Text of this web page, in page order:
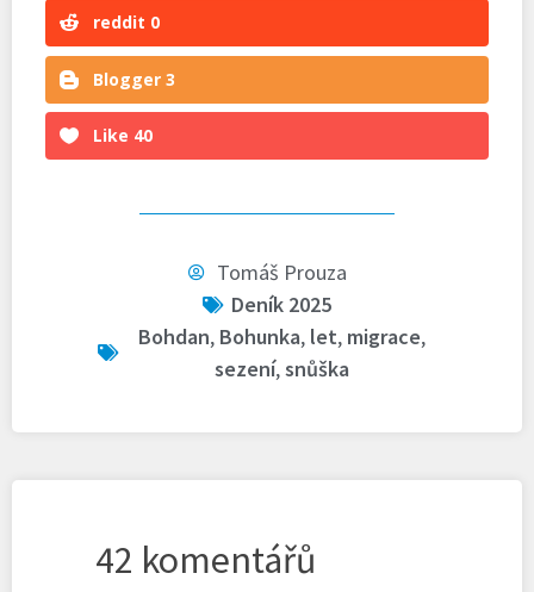
reddit 0
Blogger 3
Like 40
Tomáš Prouza
Deník 2025
Bohdan, Bohunka, let, migrace,
sezení,snůška
42 komentářů